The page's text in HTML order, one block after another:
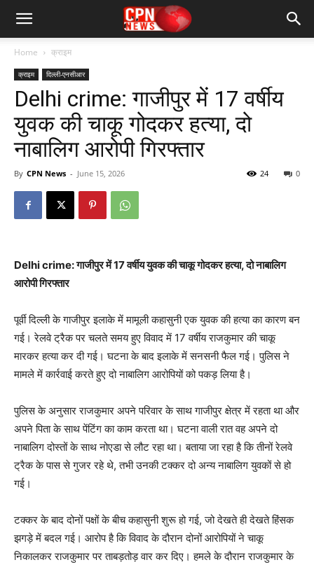
Home क्राइम
क्राइम दिल्ली-एनसीआर
Delhi crime: गाजीपुर में 17 वर्षीय
युवक की चाकू गोदकर हत्या, दो
नाबालिग आरोपी गिरफ्तार
By CPN News - June 15, 2026 0
24
Delhi crime: गाजीपुर में 17 वर्षीय युवक की चाकू गोदकर हत्या, दो नाबालिग
आरोपी गिरफ्तार
पूर्वी दिल्ली के गाजीपुर इलाके में मामूली कहासुनी एक युवक की हत्या का कारण बन
गई। रेलवे ट्रैक पर चलते समय हुए विवाद में 17 वर्षीय राजकुमार की चाकू
मारकर हत्या कर दी गई। घटना के बाद इलाके में सनसनी फैल गई। पुलिस ने
मामले में कार्रवाई करते हुए दो नाबालिग आरोपियों को पकड़ लिया है।
पुलिस के अनुसार राजकुमार अपने परिवार के साथ गाजीपुर क्षेत्र में रहता था और
अपने पिता के साथ पेंटिंग का काम करता था। घटना वाली रात वह अपने दो
नाबालिग दोस्तों के साथ नोएडा से लौट रहा था। बताया जा रहा है कि तीनों रेलवे
ट्रैक के पास से गुजर रहे थे, तभी उनकी टक्कर दो अन्य नाबालिग युवकों से हो
गई।
टक्कर के बाद दोनों पक्षों के बीच कहासुनी शुरू हो गई, जो देखते ही देखते हिंसक
झगड़े में बदल गई। आरोप है कि विवाद के दौरान दोनों आरोपियों ने चाकू
निकालकर राजकुमार पर ताबड़तोड़ वार कर दिए। हमले के दौरान राजकुमार के